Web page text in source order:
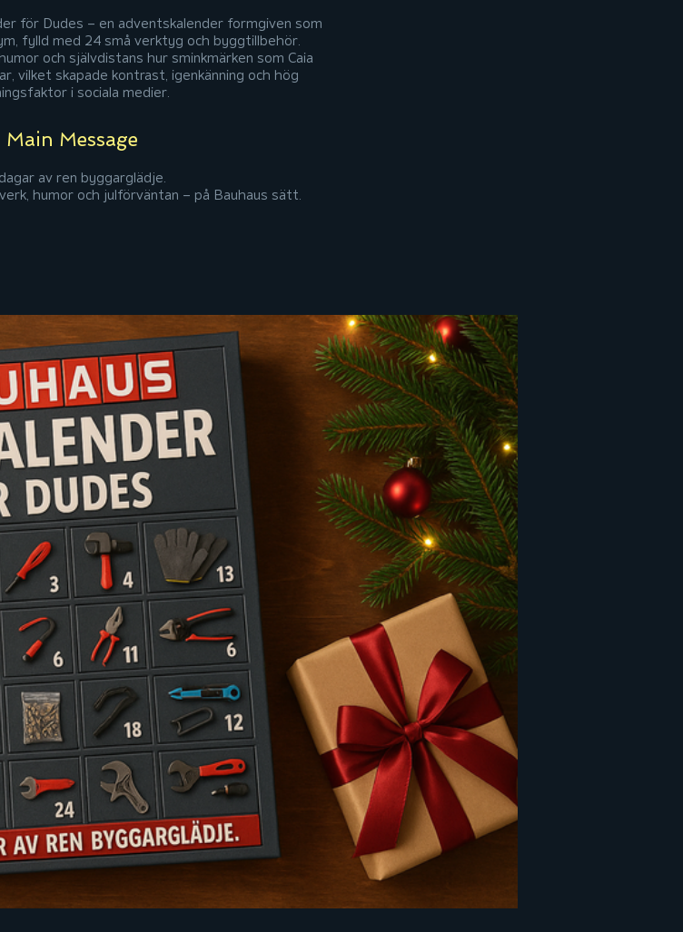
för Dudes – en adventskalender formgiven som
fylld med 24 små verktyg och byggtillbehör.
och självdistans hur sminkmärken som Caia
vilket skapade kontrast, igenkänning och hög
i sociala medier.
Main Message
av ren byggarglädje.
humor och julförväntan – på Bauhaus sätt.